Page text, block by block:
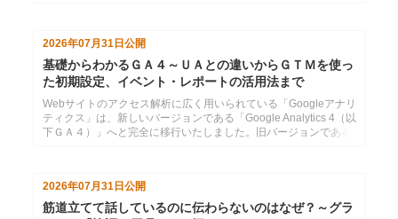
2026年07月31日 公開
基礎からわかるＧＡ４～ＵＡとの違いからＧＴＭを使っ
た初期設定、イベント・レポートの活用法まで
Webサイトのアクセス解析に広く用いられている「Googleアナリ
ティクス」は、新しいバージョンである「Google Analytics 4（以
下ＧＡ４）」へと完全に移行いたしました。旧バージョンである
2026年07月31日 公開
筋道立てて話しているのに伝わらないのはなぜ？～グラ